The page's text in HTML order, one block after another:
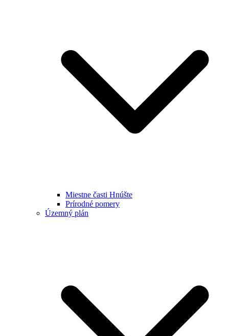
Miestne časti Hnúšte
Prírodné pomery
Územný plán